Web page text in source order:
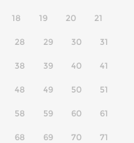
18 19 20 21
28 29 30 31
38 39 40 41
48 49 50 51
58 59 60 61
68 69 70 71